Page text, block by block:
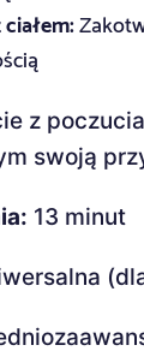
z
swoją
13 minut